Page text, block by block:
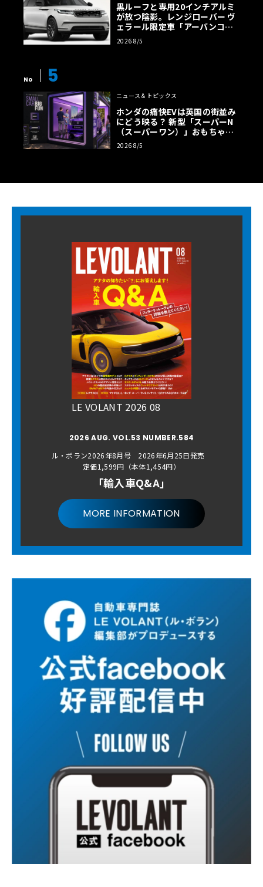
黒ルーフと専用20インチアルミ
が放つ陰影。レンジローバー ヴ
ェラール限定車「アーバンコン
トラスト・エディション」登場
2026 8/5
No 5
ニュース＆トピックス
ホンダの痛快EVは英国の街並み
にどう映る？ 新型「スーパーN
（スーパーワン）」おもちゃ箱
ツアーの全貌
2026 8/5
LE VOLANT 2026 08
2026 AUG. VOL.53 NUMBER.584
ル・ボラン2026年8月号 2026年6月25日発売
定価1,599円（本体1,454円）
「輸入車Q&A」
MORE INFORMATION